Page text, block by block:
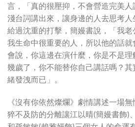
言，「真的很壓抑，不會營造完美
淺台詞講出來，讓身邊的人去思考
給過沈重的打擊，簡嫚書說，「我
我生命中很重要的人，所以他的話
會說，你這邊在演什麼，你是不是
幾歲了，你不能替你自己講話嗎？
緒發洩而已」。
《沒有你依然燦爛》劇情講述一場無
猝不及防的分離讓江以晴(簡嫚書飾)